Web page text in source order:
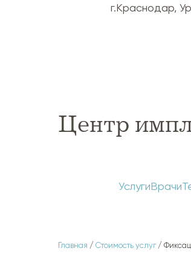
г.Краснодар,
Центр
УслугиВрачи
Главная / Стоимость услуг/